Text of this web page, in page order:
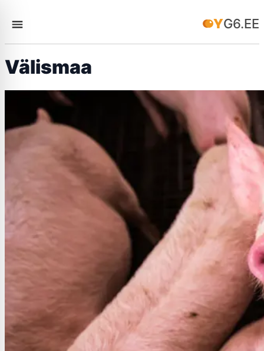
YG6.EE
Välismaa